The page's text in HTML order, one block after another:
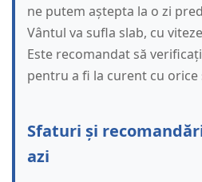
ne putem aștepta la o zi
Vântul va sufla slab, cu
Este recomandat să
pentru a fi la curent cu orice
Sfaturi și
azi